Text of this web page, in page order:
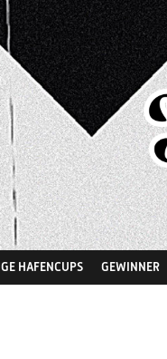
HAFENCUPS GEWINNER